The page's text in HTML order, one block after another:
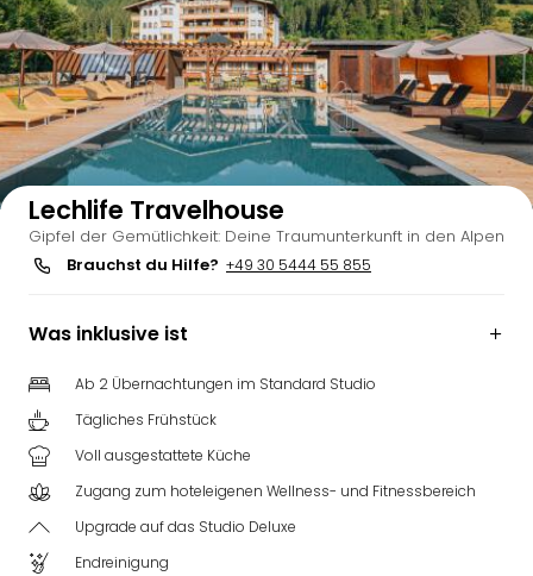
Auf der Karte anzeigen
Lechlife Travelhouse
Gipfel der Gemütlichkeit: Deine Traumunterkunft in den Alpen
Brauchst du Hilfe? +49 30 5444 55 855
Was inklusive ist
Ab 2 Übernachtungen im Standard Studio
Tägliches Frühstück
Voll ausgestattete Küche
Zugang zum hoteleigenen Wellness- und Fitnessbereich
Upgrade auf das Studio Deluxe
Endreinigung